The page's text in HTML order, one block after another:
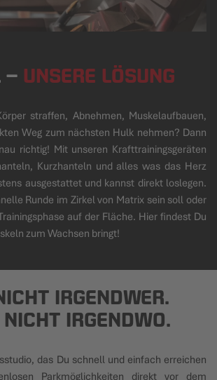
– UNSERE LÖSUNG
straffen, Abnehmen, Muskelaufbauen,
Weg zum nächsten Hulk nehmen? Dann
richtig! Mit unseren Krafttrainingsgeräten
Kurzhanteln und alles was das Herz
ausgestattet und kannst direkt loslegen.
Runde im Zirkel von Matrix sein soll oder
auf der Fläche. Hier findest Du
zum Wachsen bringt!
IRGENDWER.
IRGENDWO.
das Du schnell und einfach erreichen
Parkmöglichkeiten direkt vor dem